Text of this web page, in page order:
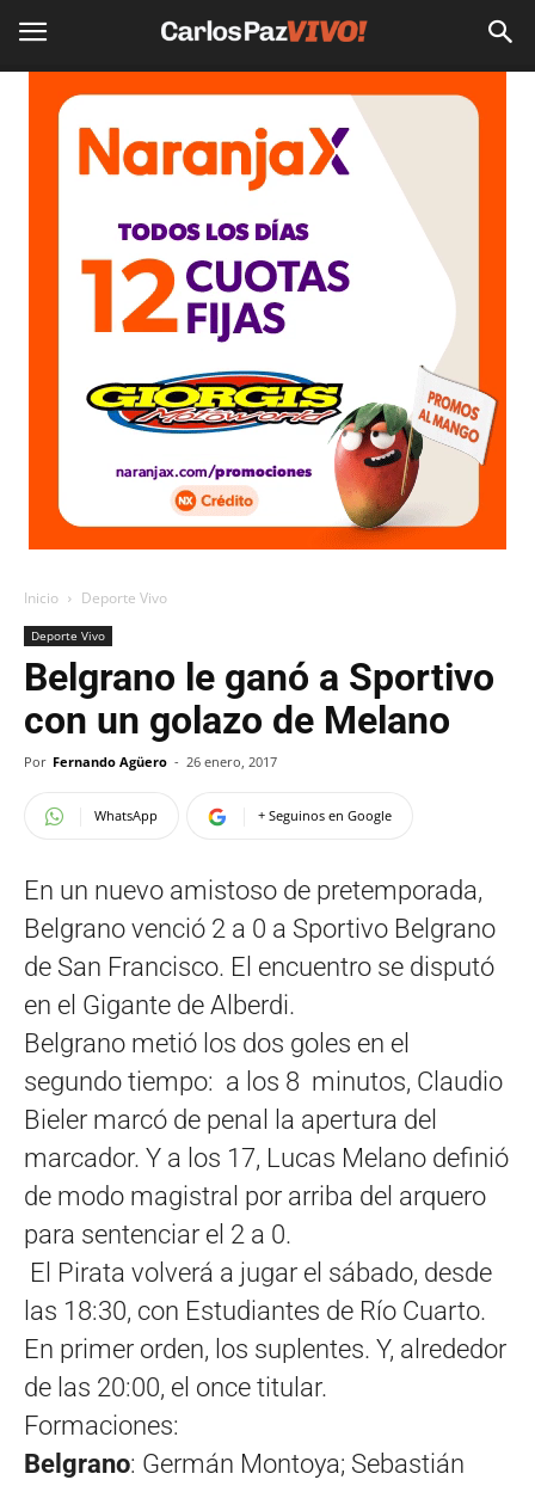
Inicio Deporte Vivo
Deporte Vivo
Belgrano le ganó a Sportivo
con un golazo de Melano
Por Fernando Agüero - 26 enero, 2017
WhatsApp + Seguinos en Google
En un nuevo amistoso de pretemporada,
Belgrano venció 2 a 0 a Sportivo Belgrano
de San Francisco. El encuentro se disputó
en el Gigante de Alberdi.
Belgrano metió los dos goles en el
segundo tiempo: a los 8 minutos, Claudio
Bieler marcó de penal la apertura del
marcador. Y a los 17, Lucas Melano definió
de modo magistral por arriba del arquero
para sentenciar el 2 a 0.
El Pirata volverá a jugar el sábado, desde
las 18:30, con Estudiantes de Río Cuarto.
En primer orden, los suplentes. Y, alrededor
de las 20:00, el once titular.
Formaciones:
Belgrano: Germán Montoya; Sebastián